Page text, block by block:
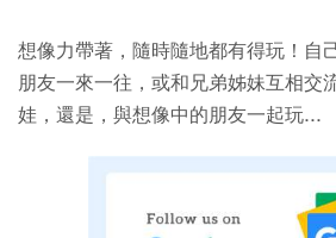
想像力帶著，隨時隨地都有得玩！自
朋友一來一往，或和兄弟姊妹互相交
娃，還是，與想像中的朋友一起玩...